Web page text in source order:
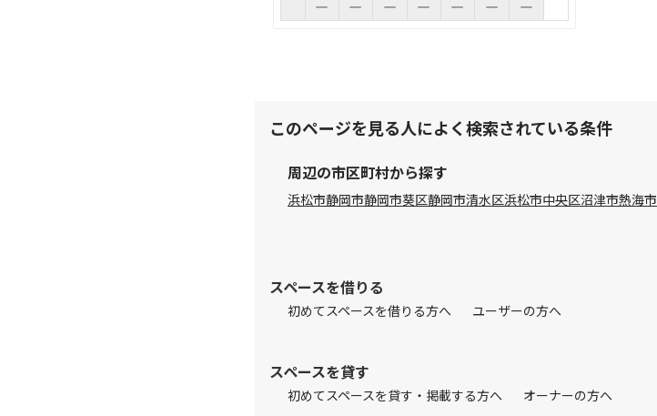
このページを見る人によく検索されている条件
周辺の市区町村から探す
浜松市静岡市静岡市葵区静岡市清水区浜松市中央区沼津市熱海市
スペースを借りる
初めてスペースを借りる方へ ユーザーの方へ
スペースを貸す
初めてスペースを貸す・掲載する方へ オーナーの方へ